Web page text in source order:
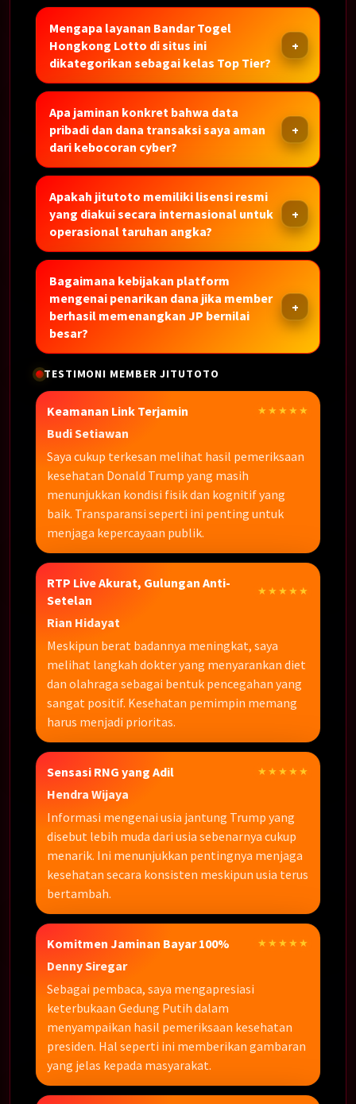
Mengapa layanan Bandar Togel
Hongkong Lotto di situs ini
dikategorikan sebagai kelas Top Tier?
Apa jaminan konkret bahwa data
pribadi dan dana transaksi saya aman
dari kebocoran cyber?
Apakah jitutoto memiliki lisensi resmi
yang diakui secara internasional untuk
operasional taruhan angka?
Bagaimana kebijakan platform
mengenai penarikan dana jika member
berhasil memenangkan JP bernilai
besar?
TESTIMONI MEMBER JITUTOTO
Keamanan Link Terjamin ★★★★★
Budi Setiawan
Saya cukup terkesan melihat hasil pemeriksaan
kesehatan Donald Trump yang masih
menunjukkan kondisi fisik dan kognitif yang
baik. Transparansi seperti ini penting untuk
menjaga kepercayaan publik.
RTP Live Akurat, Gulungan Anti-
Setelan
★★★★★
Rian Hidayat
Meskipun berat badannya meningkat, saya
melihat langkah dokter yang menyarankan diet
dan olahraga sebagai bentuk pencegahan yang
sangat positif. Kesehatan pemimpin memang
harus menjadi prioritas.
Sensasi RNG yang Adil ★★★★★
Hendra Wijaya
Informasi mengenai usia jantung Trump yang
disebut lebih muda dari usia sebenarnya cukup
menarik. Ini menunjukkan pentingnya menjaga
kesehatan secara konsisten meskipun usia terus
bertambah.
Komitmen Jaminan Bayar 100% ★★★★★
Denny Siregar
Sebagai pembaca, saya mengapresiasi
keterbukaan Gedung Putih dalam
menyampaikan hasil pemeriksaan kesehatan
presiden. Hal seperti ini memberikan gambaran
yang jelas kepada masyarakat.